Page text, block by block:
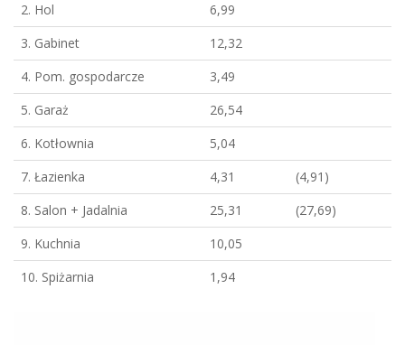
2. Hol
6,99
3. Gabinet
12,32
4. Pom. gospodarcze
3,49
5. Garaż
26,54
6. Kotłownia
5,04
7. Łazienka
4,31
(4,91)
8. Salon + Jadalnia
25,31
(27,69)
9. Kuchnia
10,05
10. Spiżarnia
1,94